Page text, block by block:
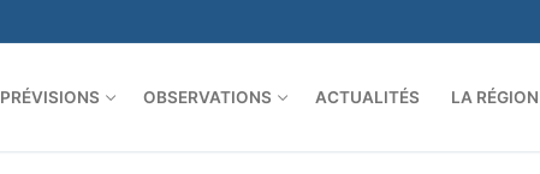
PRÉVISIONS OBSERVATIONS ACTUALITÉS LA RÉGION